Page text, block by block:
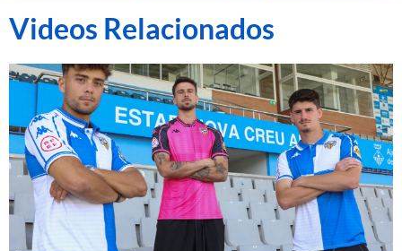
Videos Relacionados